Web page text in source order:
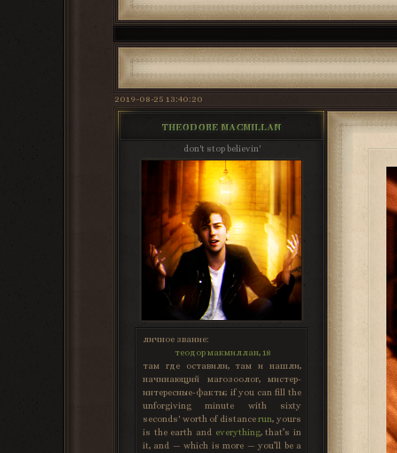
2019-08-25 13:40:20
THEODORE MACMILLAN
don't stop believin'
личное звание:
теодор макмиллан, 18
там где оставили, там и нашли,
начинающий магозоолог, мистер-
интересные-факты; if you can fill the
unforgiving minute with sixty
seconds' worth of distancerun, yours
is the earth and everything, that’s in
it, and — which is more — you’ll be a